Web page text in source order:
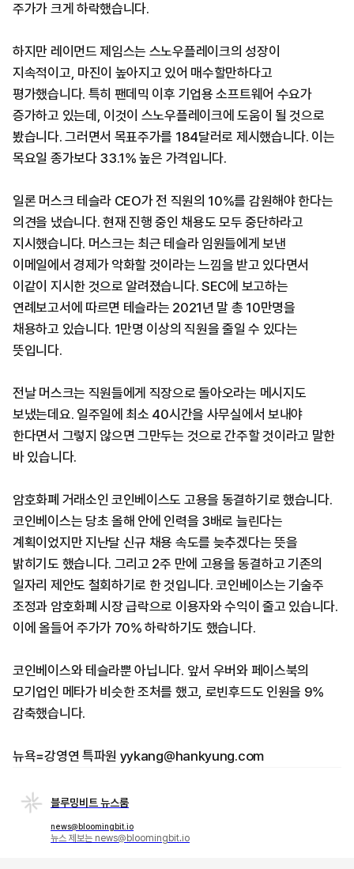
주가가 크게 하락했습니다.
하지만 레이먼드 제임스는 스노우플레이크의 성장이
지속적이고, 마진이 높아지고 있어 매수할만하다고
평가했습니다. 특히 팬데믹 이후 기업용 소프트웨어 수요가
증가하고 있는데, 이것이 스노우플레이크에 도움이 될 것으로
봤습니다. 그러면서 목표주가를 184달러로 제시했습니다. 이는
목요일 종가보다 33.1% 높은 가격입니다.
일론 머스크 테슬라 CEO가 전 직원의 10%를 감원해야 한다는
의견을 냈습니다. 현재 진행 중인 채용도 모두 중단하라고
지시했습니다. 머스크는 최근 테슬라 임원들에게 보낸
이메일에서 경제가 악화할 것이라는 느낌을 받고 있다면서
이같이 지시한 것으로 알려졌습니다. SEC에 보고하는
연례보고서에 따르면 테슬라는 2021년 말 총 10만명을
채용하고 있습니다. 1만명 이상의 직원을 줄일 수 있다는
뜻입니다.
전날 머스크는 직원들에게 직장으로 돌아오라는 메시지도
보냈는데요. 일주일에 최소 40시간을 사무실에서 보내야
한다면서 그렇지 않으면 그만두는 것으로 간주할 것이라고 말한
바 있습니다.
암호화폐 거래소인 코인베이스도 고용을 동결하기로 했습니다.
코인베이스는 당초 올해 안에 인력을 3배로 늘린다는
계획이었지만 지난달 신규 채용 속도를 늦추겠다는 뜻을
밝히기도 했습니다. 그리고 2주 만에 고용을 동결하고 기존의
일자리 제안도 철회하기로 한 것입니다. 코인베이스는 기술주
조정과 암호화폐 시장 급락으로 이용자와 수익이 줄고 있습니다.
이에 올들어 주가가 70% 하락하기도 했습니다.
코인베이스와 테슬라뿐 아닙니다. 앞서 우버와 페이스북의
모기업인 메타가 비슷한 조처를 했고, 로빈후드도 인원을 9%
감축했습니다.
뉴욕=강영연 특파원 yykang@hankyung.com
블루밍비트 뉴스룸
news@bloomingbit.io
뉴스 제보는 news@bloomingbit.io